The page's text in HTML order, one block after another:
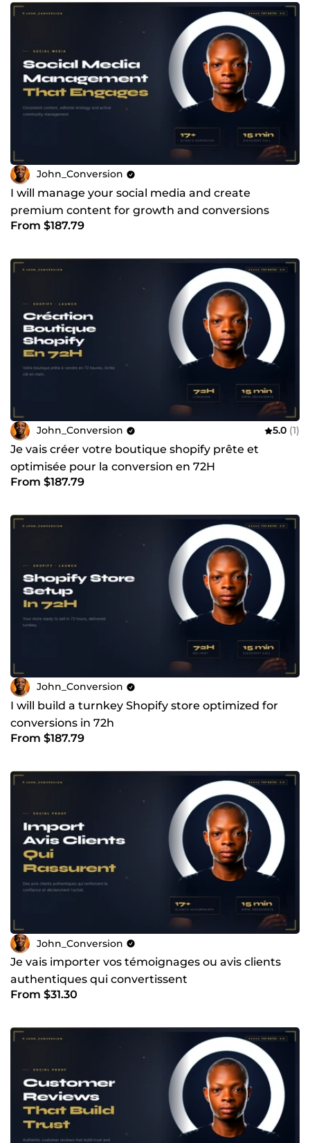
John_Conversion
I will manage your social media and create
premium content for growth and conversions
From $187.79
John_Conversion 5.0 (1)
Je vais créer votre boutique shopify prête et
optimisée pour la conversion en 72H
From $187.79
John_Conversion
I will build a turnkey Shopify store optimized for
conversions in 72h
From $187.79
John_Conversion
Je vais importer vos témoignages ou avis clients
authentiques qui convertissent
From $31.30